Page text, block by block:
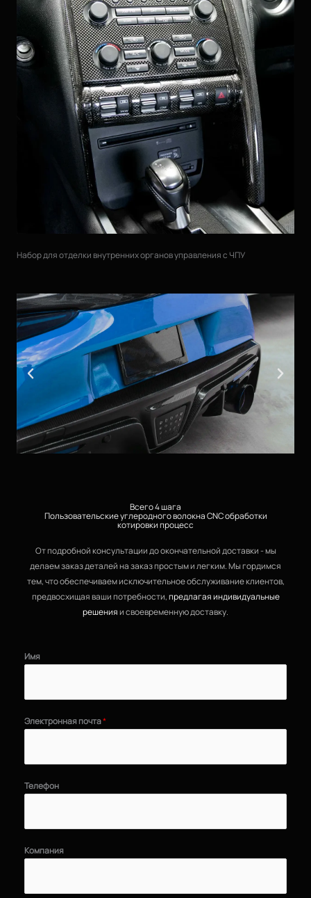
Набор для отделки внутренних органов управления с ЧПУ
Всего 4 шага
Пользовательские углеродного волокна CNC обработки
котировки процесс
От подробной консультации до окончательной доставки - мы
делаем заказ деталей на заказ простым и легким. Мы гордимся
тем, что обеспечиваем исключительное обслуживание клиентов,
предвосхищая ваши потребности,предлагая индивидуальные
решенияи своевременную доставку.
Имя
Электронная почта*
Телефон
Компания